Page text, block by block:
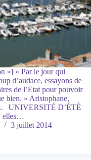
»] « Par le jour qui
d’audace, essayons de
de l’Etat pour pouvoir
bien. » Aristophane,
UNIVERSITÉ D’ÉTÉ
elles…
3 juillet 2014